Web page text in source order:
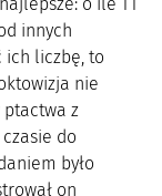
innych
ich liczbę, to
nie
z
do
było
on